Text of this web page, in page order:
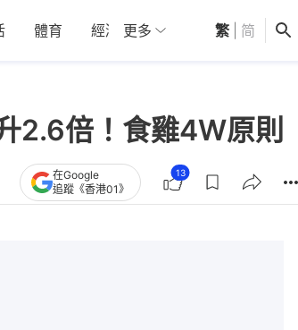
體育 經濟 01深圳 觀點 健康
更多 繁 简
2.6倍！食雞4W原則
在Google
追蹤《香港01》
13